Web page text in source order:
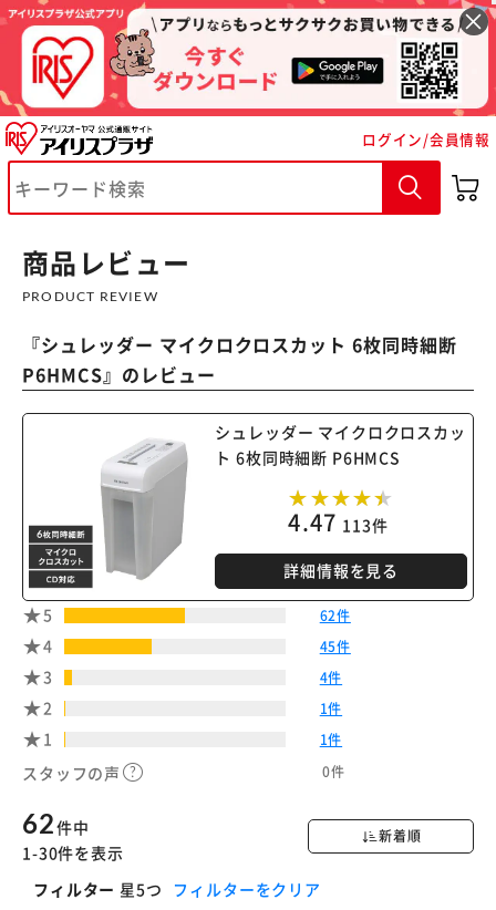
ログイン/会員情報
商品レビュー
PRODUCT REVIEW
『シュレッダー マイクロクロスカット 6枚同時細断
P6HMCS』のレビュー
シュレッダー マイクロクロスカッ
ト 6枚同時細断 P6HMCS
4.47 113件
詳細情報を見る
5 62件
4 45件
3 4件
2 1件
1 1件
スタッフの声 0件
新着順
62件中
1-30件を表示
フィルター 星5つ フィルターをクリア
※ご確認ください
カートに入れる 購入手続きへ